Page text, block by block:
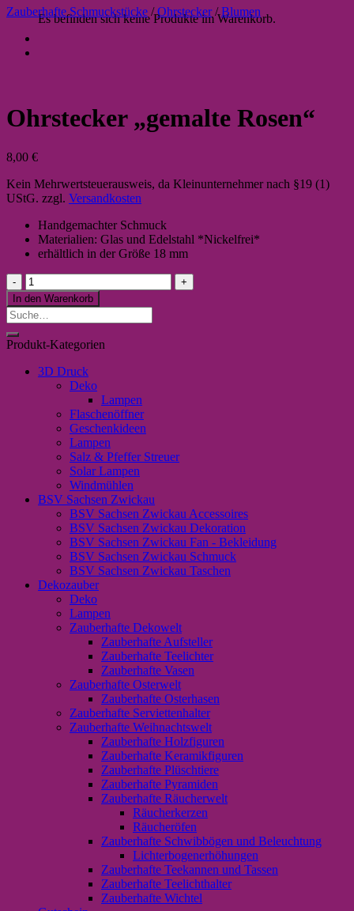
Es befinden sich keine Produkte im Warenkorb.
Zauberhafte Schmuckstücke / Ohrstecker / Blumen
Ohrstecker „gemalte Rosen“
8,00 €
Kein Mehrwertsteuerausweis, da Kleinunternehmer nach §19 (1)
UStG. zzgl. Versandkosten
Handgemachter Schmuck
Materialien: Glas und Edelstahl *Nickelfrei*
erhältlich in der Größe 18 mm
Ohrstecker
"gemalte
Rosen"
Menge
In den Warenkorb
Suche
nach:
Produkt-Kategorien
3D Druck
Deko
Lampen
Flaschenöffner
Geschenkideen
Lampen
Salz & Pfeffer Streuer
Solar Lampen
Windmühlen
BSV Sachsen Zwickau
BSV Sachsen Zwickau Accessoires
BSV Sachsen Zwickau Dekoration
BSV Sachsen Zwickau Fan - Bekleidung
BSV Sachsen Zwickau Schmuck
BSV Sachsen Zwickau Taschen
Dekozauber
Deko
Lampen
Zauberhafte Dekowelt
Zauberhafte Aufsteller
Zauberhafte Teelichter
Zauberhafte Vasen
Zauberhafte Osterwelt
Zauberhafte Osterhasen
Zauberhafte Serviettenhalter
Zauberhafte Weihnachtswelt
Zauberhafte Holzfiguren
Zauberhafte Keramikfiguren
Zauberhafte Plüschtiere
Zauberhafte Pyramiden
Zauberhafte Räucherwelt
Räucherkerzen
Räucheröfen
Zauberhafte Schwibbögen und Beleuchtung
Lichterbogenerhöhungen
Zauberhafte Teekannen und Tassen
Zauberhafte Teelichthalter
Zauberhafte Wichtel